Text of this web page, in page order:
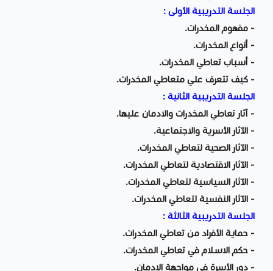
الجلسة التدريبية الأولى :
- مفهوم المخدرات.
- أنواع المخدرات.
- أسباب تعاطي المخدرات.
- كيف تتعرف علي متعاطي المخدرات.
الجلسة التدريبية الثانية :
- آثار تعاطي المخدرات والادمان عليها.
- الآثار الأسرية والاجتماعية.
- الآثار الصحية لتعاطي المخدرات.
- الآثار الاقتصادية لتعاطي المخدرات.
- الآثار السياسية لتعاطي المخدرات.
- الآثار النفسية لتعاطي المخدرات.
الجلسة التدريبية الثالثة :
- حماية الأفراد من تعاطي المخدرات.
- حكم الاسلام في تعاطي المخدرات.
- دور الأسرة في مواجهة الادمان.